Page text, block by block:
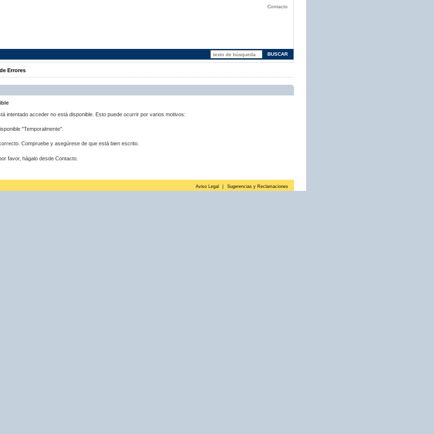
Contacto
Errores
intentado acceder no está disponible. Esto puede ocurrir por varios motivos:
"Temporalmente".
Compruebe y asegúrese de que está bien escrito.
favor, hágalo desde Contacto.
Aviso Legal Sugerencias y Reclamaciones